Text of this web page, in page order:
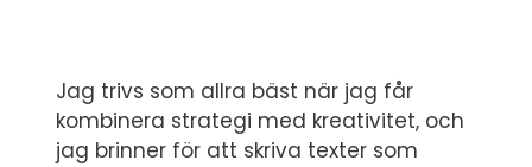
Jag trivs som allra bäst när jag får
kombinera strategi med kreativitet, och
jag brinner för att skriva texter som